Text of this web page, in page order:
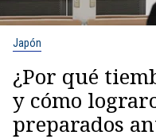
Japón
¿Por qué
y cómo
preparados